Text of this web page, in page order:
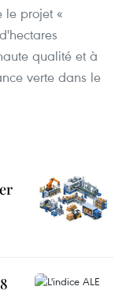
projet «
qualité et à
verte dans le